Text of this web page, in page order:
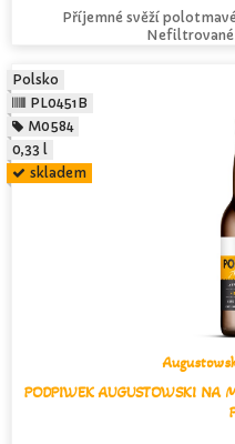
Příjemné svěží
Nefiltrované
PODPIWEK AUGUSTOWSKI NA
Polsko
PL0451B
M0584
0,33 l
skladem